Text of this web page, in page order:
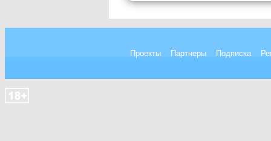
Проекты Партнеры Подписка